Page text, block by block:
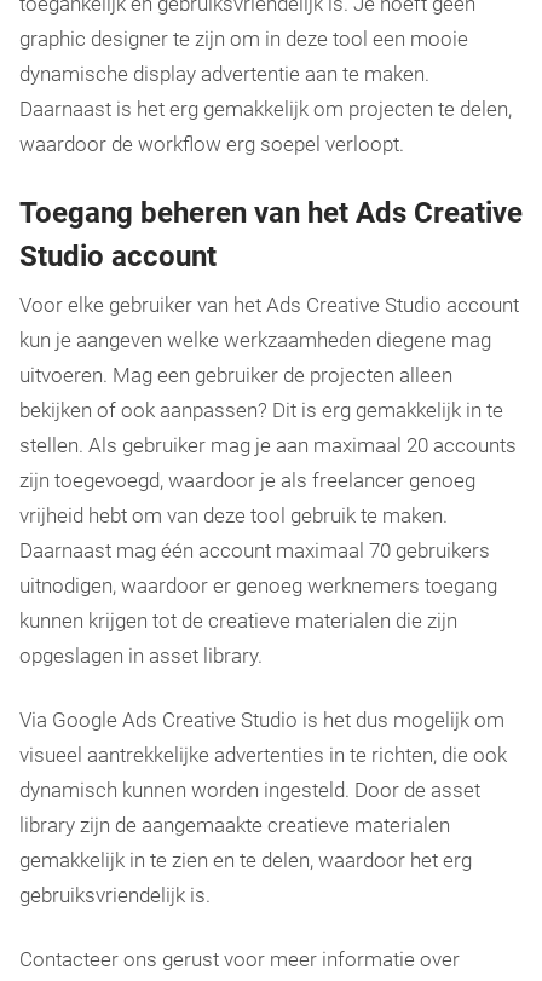
graphic designer te zijn om in deze tool een mooie
dynamische display advertentie aan te maken.
Daarnaast is het erg gemakkelijk om projecten te delen,
waardoor de workflow erg soepel verloopt.
Toegang beheren van het Ads Creative
Studio account
Voor elke gebruiker van het Ads Creative Studio account
kun je aangeven welke werkzaamheden diegene mag
uitvoeren. Mag een gebruiker de projecten alleen
bekijken of ook aanpassen? Dit is erg gemakkelijk in te
stellen. Als gebruiker mag je aan maximaal 20 accounts
zijn toegevoegd, waardoor je als freelancer genoeg
vrijheid hebt om van deze tool gebruik te maken.
Daarnaast mag één account maximaal 70 gebruikers
uitnodigen, waardoor er genoeg werknemers toegang
kunnen krijgen tot de creatieve materialen die zijn
opgeslagen in asset library.
Via Google Ads Creative Studio is het dus mogelijk om
visueel aantrekkelijke advertenties in te richten, die ook
dynamisch kunnen worden ingesteld. Door de asset
library zijn de aangemaakte creatieve materialen
gemakkelijk in te zien en te delen, waardoor het erg
gebruiksvriendelijk is.
Contacteer ons gerust voor meer informatie over